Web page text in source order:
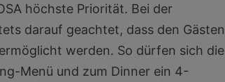
höchste Priorität. Bei der
darauf geachtet, dass den Gästen
werden. So dürfen sich die
Menü und zum Dinner ein 4-